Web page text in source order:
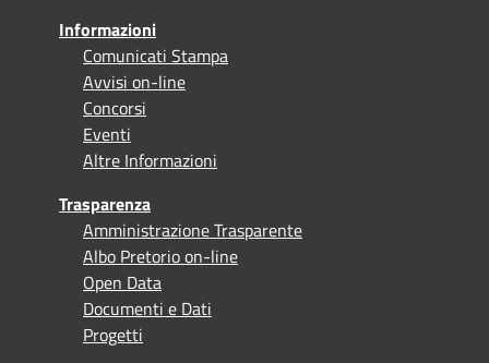
Informazioni
Comunicati Stampa
Avvisi on-line
Concorsi
Eventi
Altre Informazioni
Trasparenza
Amministrazione Trasparente
Albo Pretorio on-line
Open Data
Documenti e Dati
Progetti